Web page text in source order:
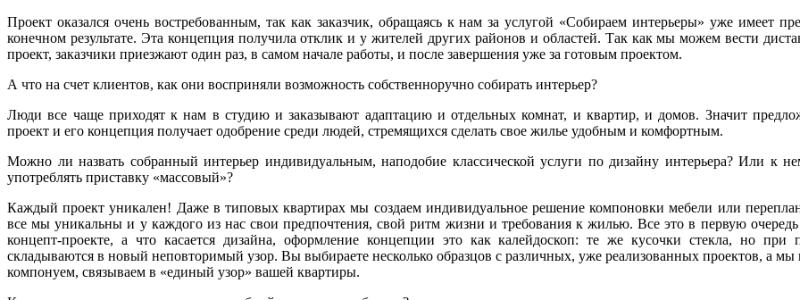
Проект оказался очень востребованным, так как заказчик, обращаясь к нам за услугой «Собираем интерьеры» уже имеет
конечном результате. Эта концепция получила отклик и у жителей других районов и областей. Так как мы можем вести
проект, заказчики приезжают один раз, в самом начале работы, и после завершения уже за готовым проектом.
А что на счет клиентов, как они восприняли возможность собственноручно собирать интерьер?
Люди все чаще приходят к нам в студию и заказывают адаптацию и отдельных комнат, и квартир, и домов. Значит
проект и его концепция получает одобрение среди людей, стремящихся сделать свое жилье удобным и комфортным.
Можно ли назвать собранный интерьер индивидуальным, наподобие классической услуги по дизайну интерьера? Или к
употреблять приставку «массовый»?
Каждый проект уникален! Даже в типовых квартирах мы создаем индивидуальное решение компоновки мебели или
все мы уникальны и у каждого из нас свои предпочтения, свой ритм жизни и требования к жилью. Все это в первую очередь
концепт-проекте, а что касается дизайна, оформление концепции это как калейдоскоп: те же кусочки стекла, но при
складываются в новый неповторимый узор. Вы выбираете несколько образцов с различных, уже реализованных проектов, а мы
компонуем, связываем в «единый узор» вашей квартиры.